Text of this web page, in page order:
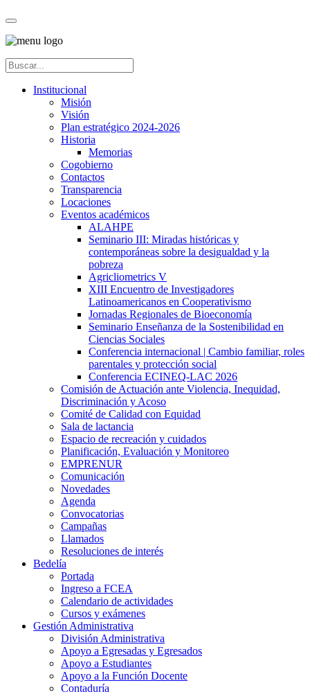
Institucional
Misión
Visión
Plan estratégico 2024-2026
Historia
Memorias
Cogobierno
Contactos
Transparencia
Locaciones
Eventos académicos
ALAHPE
Seminario III: Miradas históricas y
contemporáneas sobre la desigualdad y la
pobreza
Agricliometrics V
XIII Encuentro de Investigadores
Latinoamericanos en Cooperativismo
Jornadas Regionales de Bioeconomía
Seminario Enseñanza de la Sostenibilidad en
Ciencias Sociales
Conferencia internacional | Cambio familiar, roles
parentales y protección social
Conferencia ECINEQ-LAC 2026
Comisión de Actuación ante Violencia, Inequidad,
Discriminación y Acoso
Comité de Calidad con Equidad
Sala de lactancia
Espacio de recreación y cuidados
Planificación, Evaluación y Monitoreo
EMPRENUR
Comunicación
Novedades
Agenda
Convocatorias
Campañas
Llamados
Resoluciones de interés
Bedelía
Portada
Ingreso a FCEA
Calendario de actividades
Cursos y exámenes
Gestión Administrativa
División Administrativa
Apoyo a Egresadas y Egresados
Apoyo a Estudiantes
Apoyo a la Función Docente
Contaduría